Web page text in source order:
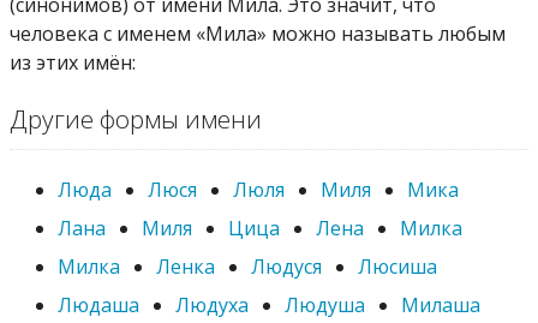
человека с именем «Мила» можно называть любым
из этих имён:
Другие формы имени
Люда Люся Люля Миля
Мика
Лана
Миля Цица Лена
Милка
Милка
Ленка Людуся
Люсиша
Людаша
Людуха Людуша
Милаша